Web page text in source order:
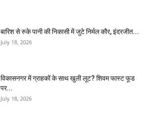
बारिश से रुके पानी की निकासी में जुटे निर्मल कौर, इंदरजीत...
July 18, 2026
विकासनगर में ग्राहकों के साथ खुली लूट? शिवम फास्ट फूड
पर...
July 18, 2026